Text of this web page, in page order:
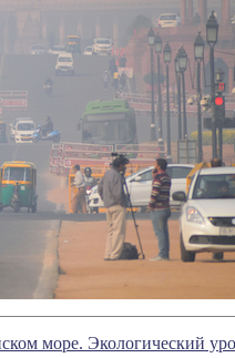
море. Экологический